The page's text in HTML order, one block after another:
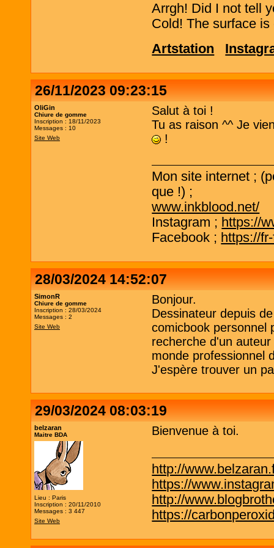
Arrgh! Did I not tell
Cold! The surface
Artstation
26/11/2023 09:23:15
OliGin
Chiure de gomme
Inscription : 18/11/2023
Messages : 10
Site Web
Salut à toi !
Tu as raison ^^ Je
!
Mon site internet ;
que !) ;
www.inkblood.net/
Instagram ; https://
Facebook ; https://
28/03/2024 14:52:07
SimonR
Chiure de gomme
Inscription : 28/03/2024
Messages : 2
Site Web
Bonjour.
Dessinateur depuis
comicbook personnel
recherche d'un
monde professionnel
J'espère trouver un
29/03/2024 08:03:19
belzaran
Maitre BDA
Lieu : Paris
Inscription : 20/11/2010
Messages : 3 447
Site Web
Bienvenue à toi.
http://
https://
http://
https://